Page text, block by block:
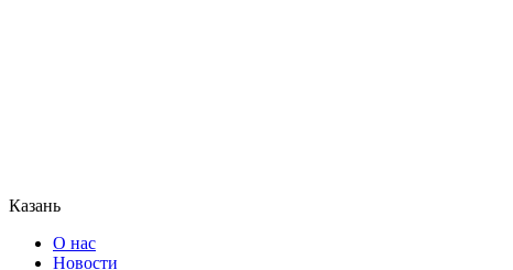
Казань
О нас
Новости